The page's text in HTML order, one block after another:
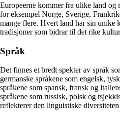
Europeerne kommer fra ulike land og
for eksempel Norge, Sverige,
mange flere. Hvert land har sin unike
tradisjoner som bidrar til det rike
Språk
Det finnes et bredt spekter av språk
germanske språkene som engelsk,
språkene som spansk, fransk og
språkene som russisk, polsk og
reflekterer den linguistiske diversiteten